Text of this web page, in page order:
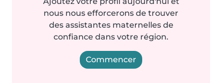
nous nous efforcerons de trouver
des assistantes maternelles de
confiance dans votre région.
Commencer